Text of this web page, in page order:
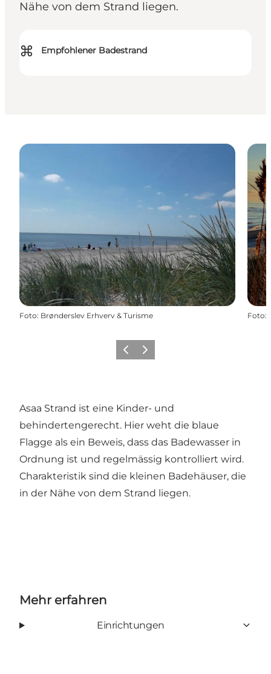
Nähe von dem Strand liegen.
⌘ Empfohlener Badestrand
Foto: Brønderslev Erhverv & Turisme Foto:
ZurückWeiter
Asaa Strand ist eine Kinder- und
behindertengerecht. Hier weht die blaue
Flagge als ein Beweis, dass das Badewasser in
Ordnung ist und regelmässig kontrolliert wird.
Charakteristik sind die kleinen Badehäuser, die
in der Nähe von dem Strand liegen.
Mehr erfahren
Einrichtungen